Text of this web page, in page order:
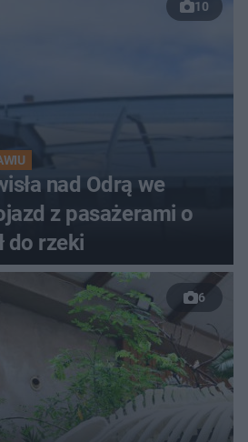
10
nad Odrą we
z pasażerami o
do rzeki
6